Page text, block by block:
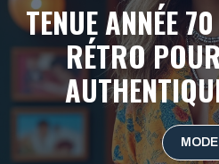
TENUE ANNÉE
RÉTRO
MODE